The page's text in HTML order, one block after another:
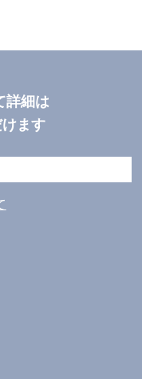
詳細は
ます